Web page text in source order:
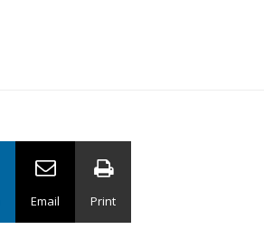
Email Print